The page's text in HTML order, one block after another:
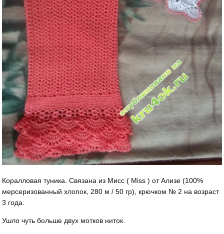
Коралловая туника. Связана из Мисс ( Miss ) от Ализе (100%
мерсеризованный хлопок, 280 м / 50 гр), крючком № 2 на возраст
3 года.
Ушло чуть больше двух мотков ниток.